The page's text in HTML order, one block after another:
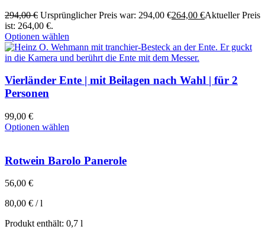
294,00€ Ursprünglicher Preis war: 294,00 €264,00 €Aktueller Preis
ist: 264,00 €.
Optionen wählen
Vierländer Ente | mit Beilagen nach Wahl | für 2
Personen
99,00 €
Optionen wählen
Rotwein Barolo Panerole
56,00 €
80,00 € /l
Produkt enthält: 0,7 l